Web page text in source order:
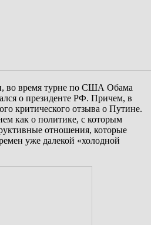
во время турне по США Обама
о президенте РФ. Причем, в
критического отзыва о Путине.
как о политике, с которым
отношения, которые
уже далекой «холодной